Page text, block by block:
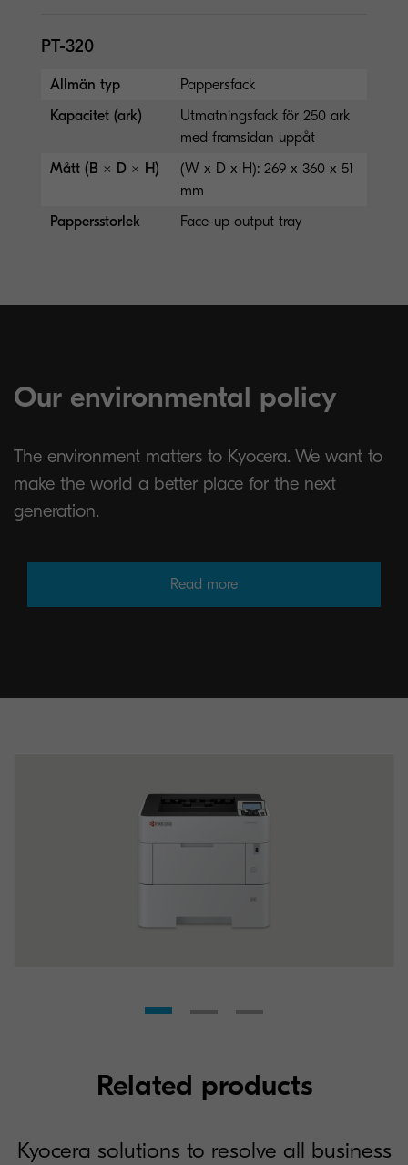
PT-320
Allmän typ
Pappersfack
Kapacitet (ark)
Utmatningsfack för 250 ark
med framsidan uppåt
Mått (B × D × H)
(W x D x H): 269 x 360 x 51
mm
Pappersstorlek
Face-up output tray
Our environmental policy
The environment matters to Kyocera. We want to
make the world a better place for the next
generation.
Read more
Related products
Kyocera solutions to resolve all business